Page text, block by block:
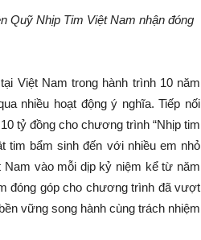
Quỹ Nhịp Tim Việt Nam nhận đóng
Việt Nam trong hành trình 10 năm
nhiều hoạt động ý nghĩa. Tiếp nối
tỷ đồng cho chương trình “Nhịp tim
tim bẩm sinh đến với nhiều em nhỏ
vào mỗi dịp kỷ niệm kể từ năm
đóng góp cho chương trình đã vượt
vững song hành cùng trách nhiệm